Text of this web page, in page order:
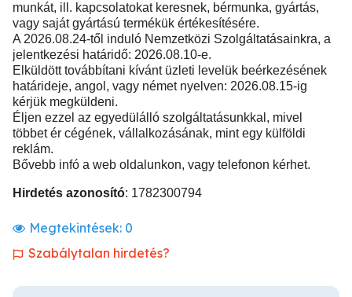
munkát, ill. kapcsolatokat keresnek, bérmunka, gyártás,
vagy saját gyártású termékük értékesítésére.
A 2026.08.24-től induló Nemzetközi Szolgáltatásainkra, a
jelentkezési határidő: 2026.08.10-e.
Elküldött továbbítani kívánt üzleti levelük beérkezésének
határideje, angol, vagy német nyelven: 2026.08.15-ig
kérjük megküldeni.
Éljen ezzel az egyedülálló szolgáltatásunkkal, mivel
többet ér cégének, vállalkozásának, mint egy külföldi
reklám.
Bővebb infó a web oldalunkon, vagy telefonon kérhet.
Hirdetés azonosító: 1782300794
Megtekintések: 0
Szabálytalan hirdetés?